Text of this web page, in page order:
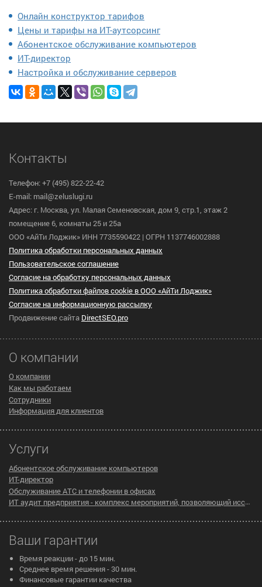
Онлайн конструктор тарифов
Цены и тарифы на ИТ-аутсорсинг
Абонентское обслуживание компьютеров
ИТ-директор
Настройка и обслуживание серверов
Контакты
Телефон: +7 (495) 822-22-42
E-mail: mail@zeluslugi.ru
Адрес: г. Москва, ул. Малая Семеновская, дом 9, стр.1, этаж 2
помещение 6, комнаты 25 и 25а
ООО «АйТи Лоджик» ИНН 7735590422 | ОГРН 1137746002888
Политика обработки персональных данных
Пользовательское cоглашение
Согласие на обработку персональных данных
Политика обработки файлов cookie в ООО «АйТи Лоджик»
Согласие на информационную рассылку
Продвижение сайта DirectSEO.pro
О компании
О компании
Как мы работаем
Сотрудники
Информация для клиентов
Услуги
Абонентское обслуживание компьютеров
ИТ-директор
Обслуживание АТС и телефонии в офисах
ИТ аудит предприятия - комплекс мероприятий, позволяющий исследовать существующую инфраструктуру компании на предмет эффективности ее работы
Ваши гарантии
Время реакции - до 15 мин.
Среднее время решения - 30 мин.
Финансовые гарантии качества